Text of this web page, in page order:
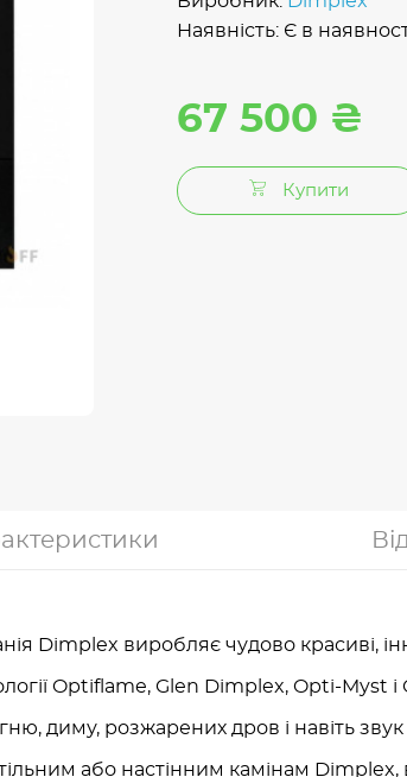
Наявність: Є в
67 500 ₴
Купити
Dimplex виробляє чудово красиві,
Optiflame, Glen Dimplex, Opti-Myst і
диму, розжарених дров і навіть
або настінним камінам